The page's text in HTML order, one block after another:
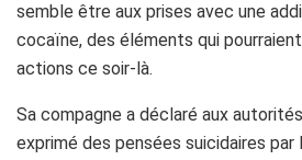
semble être aux prises avec une
cocaïne, des éléments qui
actions ce soir-là.
Sa compagne a déclaré aux
exprimé des pensées suicidaires par